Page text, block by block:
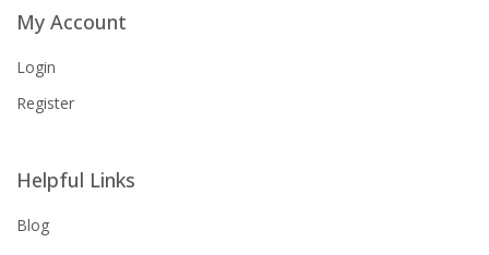
My Account
Login
Register
Helpful Links
Blog